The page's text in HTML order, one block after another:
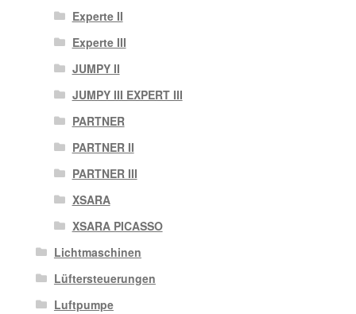
Experte II
Experte III
JUMPY II
JUMPY III EXPERT III
PARTNER
PARTNER II
PARTNER III
XSARA
XSARA PICASSO
Lichtmaschinen
Lüftersteuerungen
Luftpumpe